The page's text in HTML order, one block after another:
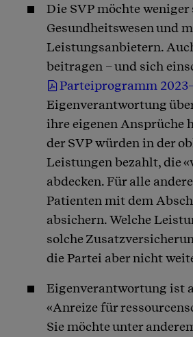
Die SVP möchte
Gesundheitswesen und
Leistungsanbietern.
beitragen – und sich
Parteiprogramm
Eigenverantwortung
ihre eigenen Ansprüche
der SVP würden in der
Leistungen bezahlt, die
abdecken. Für alle
Patienten mit dem
absichern. Welche
solche
die Partei aber nicht
Eigenverantwortung ist
«Anreize für
Sie möchte unter